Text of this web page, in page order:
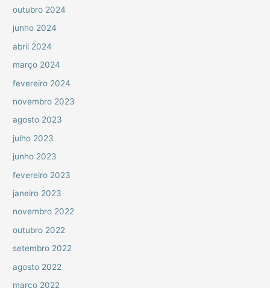
outubro 2024
junho 2024
abril 2024
março 2024
fevereiro 2024
novembro 2023
agosto 2023
julho 2023
junho 2023
fevereiro 2023
janeiro 2023
novembro 2022
outubro 2022
setembro 2022
agosto 2022
março 2022